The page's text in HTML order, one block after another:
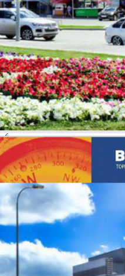
Характеристики помещения
№ объявления
115515
Дата размещения
21.03.2025
Город
Волжский
Адрес
ул. Александрова, 18А
Расположено
Торговый Центр
Этаж
2
Предлагается
Аренда
Желаемый / подходящий вид
Не указано
Назначение
Услуги
Размер площади (м2)
140
Цена за помещение
210 000 руб.
Цена за 1 кв. м
1 500 руб.
О помещении